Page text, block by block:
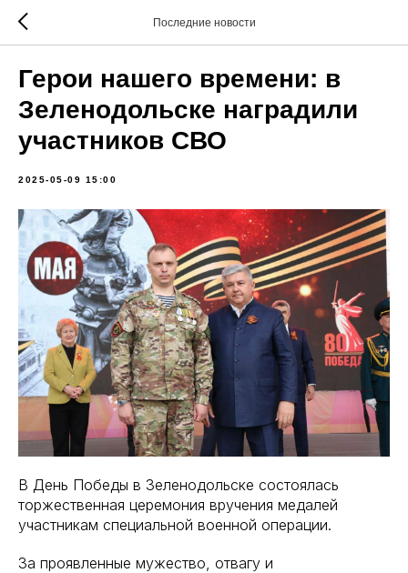
Последние новости
Герои нашего времени: в
Зеленодольске наградили
участников СВО
2025-05-09 15:00
В День Победы в Зеленодольске состоялась
торжественная церемония вручения медалей
участникам специальной военной операции.
За проявленные мужество, отвагу и